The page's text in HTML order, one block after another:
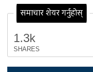
समाचार शेयर गर्नुहोस्
1.3k
SHARES